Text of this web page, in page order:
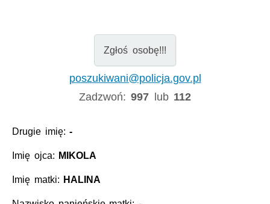
Zgłoś osobę!!!
poszukiwani@policja.gov.pl
Zadzwoń:997 lub 112
Drugie imię:-
Imię ojca: MIKOLA
Imię matki: HALINA